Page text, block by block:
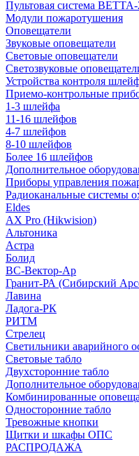
Пультовая система ВЕТТА-
Модули пожаротушения
Оповещатели
Звуковые оповещатели
Световые оповещатели
Светозвуковые
Устройства контроля
Приемо-контрольные
1-3 шлейфа
11-16 шлейфов
4-7 шлейфов
8-10 шлейфов
Более 16 шлейфов
Дополнительное
Приборы управления
Радиоканальные системы
Eldes
AX Pro (Hikwision)
Альтоника
Астра
Болид
ВС-Вектор-Ар
Гранит-РА (Сибирский
Лавина
Ладога-РК
РИТМ
Стрелец
Светильники аварийного
Световые табло
Двухсторонние табло
Дополнительное
Комбинированные
Односторонние табло
Тревожные кнопки
Щитки и шкафы ОПС
РАСПРОДАЖА